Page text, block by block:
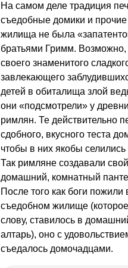
На самом деле традиция
съедобные домики и прочие
жилища не была
братьями Гримм.
своего знаменитого
завлекающего
детей в обиталища злой
они «подсмотрели» у
римлян. Те действительно
сдобного, вкусного теста
чтобы в них якобы селились
Так римляне создавали свой
домашний, комнатный
После того как боги пожили
съедобном жилище
слову, ставилось в
алтарь), оно с
съедалось домочадцами.